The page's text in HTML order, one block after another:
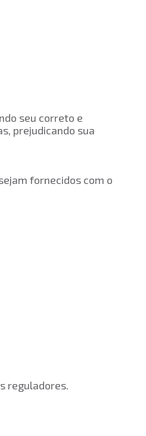
seu correto e
prejudicando sua
fornecidos com o
reguladores.